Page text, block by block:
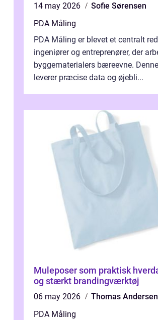
14 may 2026
Sofie Sørensen
PDA Måling
PDA Måling er blevet et centralt
ingeniører og entreprenører, der
byggematerialers bæreevne.
leverer præcise data og øjebli...
Muleposer som praktisk
og stærkt brandingværktøj
06 may 2026
Thomas Andersen
PDA Måling